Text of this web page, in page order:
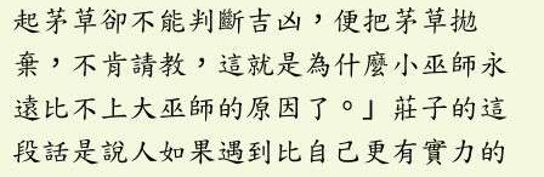
起茅草卻不能判斷吉凶，便把茅草拋
棄，不肯請教，這就是為什麼小巫師永
遠比不上大巫師的原因了。」莊子的這
段話是說人如果遇到比自己更有實力的